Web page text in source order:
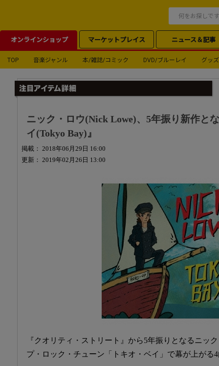
オンラインショップ マーケットプレイス ニュース＆記事
TOP 音楽ジャンル 本/雑誌/コミック DVD/ブルーレイ グッズ
ニック・ロウ(Nick Lowe)、5年振り新作と
イ(Tokyo Bay)』
掲載： 2018年06月29日 16:00
更新： 2019年02月26日 13:00
『クオリティ・ストリート』から5年振りとなるニッ
プ・ロック・チューン「トキオ・ベイ」で幕が上がる